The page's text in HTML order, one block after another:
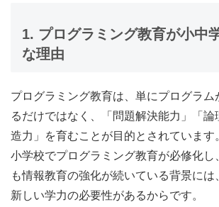
1. プログラミング教育が小中
な理由
プログラミング教育は、単にプログラム
るだけではなく、「問題解決能力」「論
造力」を育むことが目的とされています
小学校でプログラミング教育が必修化し
も情報教育の強化が続いている背景には
新しい学力の必要性があるからです。